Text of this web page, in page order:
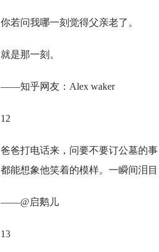
你若问我哪一刻觉得父亲老了。
就是那一刻。
——知乎网友：Alex waker
12
爸爸打电话来，问要不要订公墓的
都能想象他笑着的模样。一瞬间泪
——@启鹅儿
13